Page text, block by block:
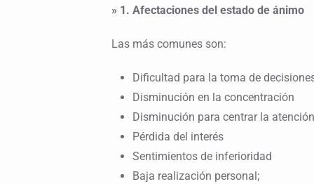
» 1. Afectaciones del estado de ánimo
Las más comunes son:
Dificultad para la toma de
Disminución en la concentración
Disminución para centrar la atención
Pérdida del interés
Sentimientos de inferioridad
Baja realización personal;